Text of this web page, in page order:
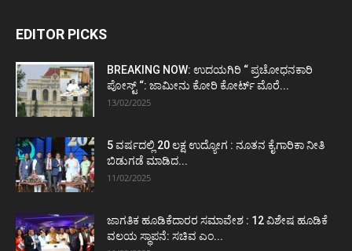
EDITOR PICKS
BREAKING NOW: ಉದಯಗಿರಿ “ ಪ್ರಚೋಧನಕಾರಿ
ಪೋಸ್ಟ್‌ “: ಜಾಮೀನು ಕೋರಿ ಕೋರ್ಟ್‌ ಮೊರೆ...
13/02/2025
5 ವರ್ಷದಲ್ಲಿ 20 ಲಕ್ಷ ಉದ್ಯೋಗ : ನೂತನ ಕೈಗಾರಿಕಾ ನೀತಿ
ಬಿಡುಗಡೆ ಮಾಡಿದ...
11/02/2025
ಜಾಗತಿಕ ಹೂಡಿಕೆದಾರರ ಸಮಾವೇಶ : 12 ವಿಶೇಷ ಹೂಡಿಕೆ
ವಲಯ ಸ್ಥಾಪನೆ: ಸಚಿವ ಎಂ...